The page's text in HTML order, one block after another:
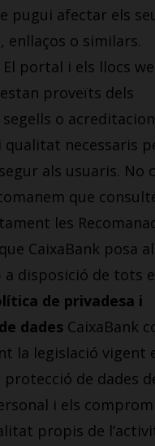
pugui afectar els
enllaços o similars.
El portal i els llocs
proveïts dels
o
qualitat necessaris
als usuaris. No
que
les
CaixaBank posa
disposició de tots
de privadesa i
dades CaixaBank
la legislació vigent
de dades
i els
propis de